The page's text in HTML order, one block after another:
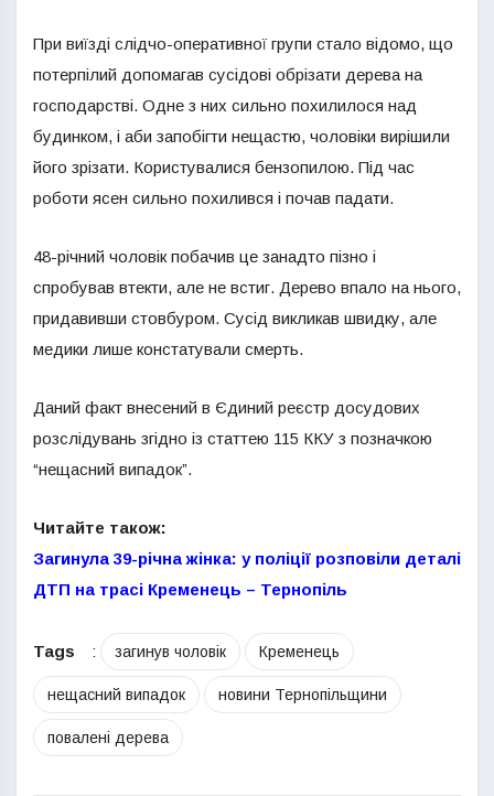
При виїзді слідчо-оперативної групи стало відомо, що
потерпілий допомагав сусідові обрізати дерева на
господарстві. Одне з них сильно похилилося над
будинком, і аби запобігти нещастю, чоловіки вирішили
його зрізати. Користувалися бензопилою. Під час
роботи ясен сильно похилився і почав падати.
48-річний чоловік побачив це занадто пізно і
спробував втекти, але не встиг. Дерево впало на нього,
придавивши стовбуром. Сусід викликав швидку, але
медики лише констатували смерть.
Даний факт внесений в Єдиний реєстр досудових
розслідувань згідно із статтею 115 ККУ з позначкою
“нещасний випадок”.
Читайте також:
Загинула 39-річна жінка: у поліції розповіли деталі
ДТП на трасі Кременець – Тернопіль
Tags : загинув чоловік Кременець
нещасний випадок новини Тернопільщини
повалені дерева